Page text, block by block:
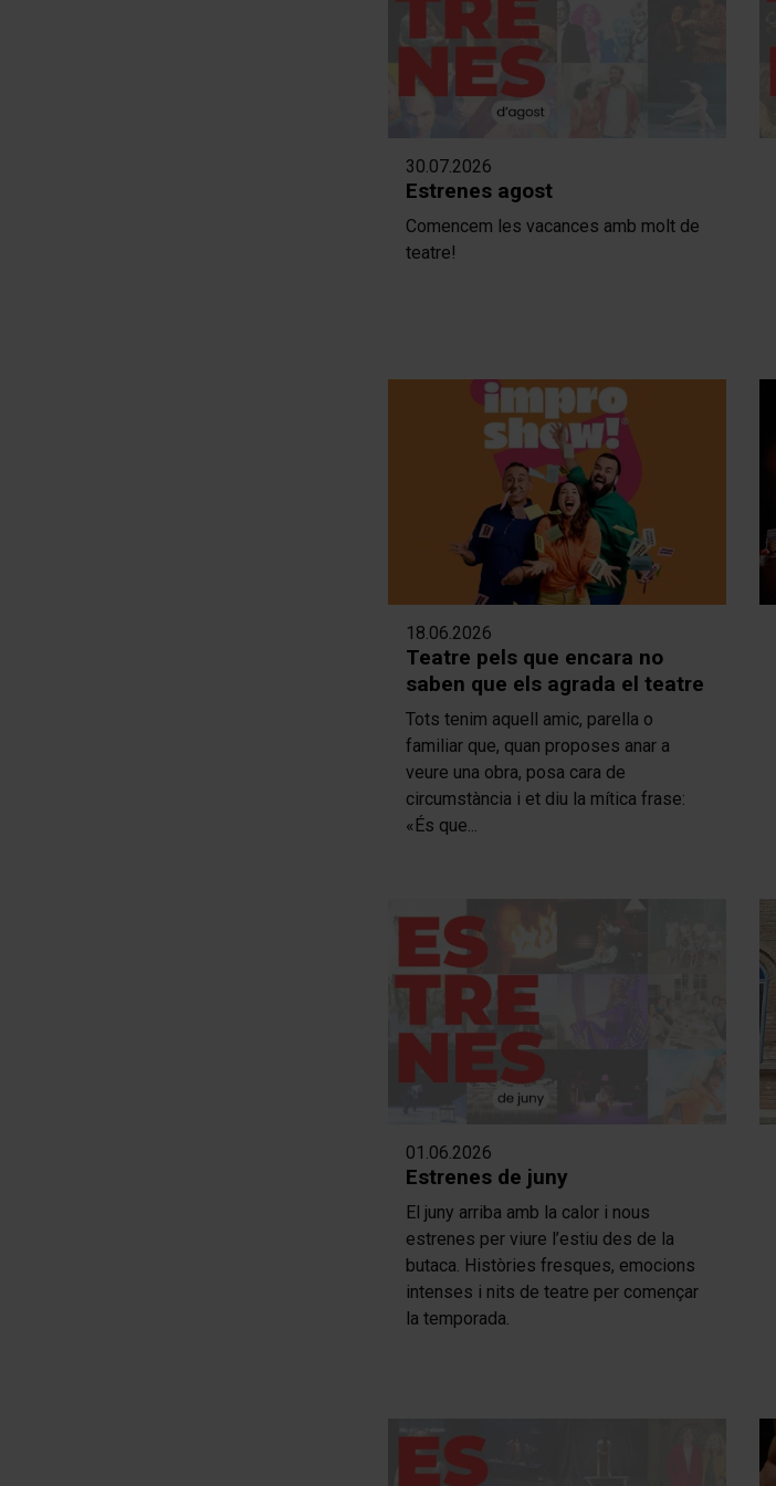
30.07.2026
Estrenes agost
Comencem les vacances amb molt de
teatre!
18.06.2026
Teatre pels que encara no
saben que els agrada el teatre
Tots tenim aquell amic, parella o
familiar que, quan proposes anar a
veure una obra, posa cara de
circumstància i et diu la mítica frase:
«És que...
01.06.2026
Estrenes de juny
El juny arriba amb la calor i nous
estrenes per viure l’estiu des de la
butaca. Històries fresques, emocions
intenses i nits de teatre per començar
la temporada.